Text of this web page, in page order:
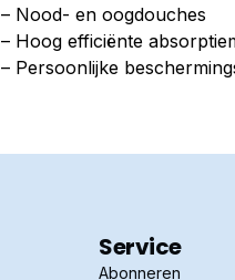
– Nood- en oogdouches
– Hoog efficiënte
– Persoonlijke
Service
Abonneren